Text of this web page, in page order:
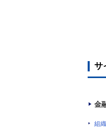
サ
金
組織